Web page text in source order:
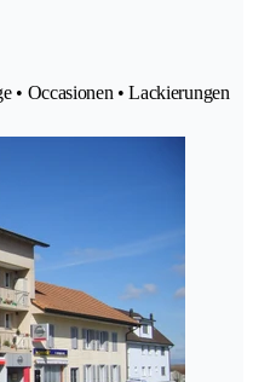
• Occasionen • Lackierungen